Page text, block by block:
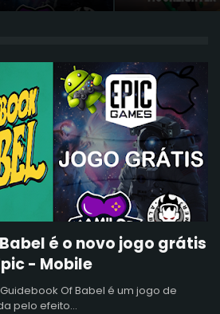
é o novo jogo grátis
- Mobile
Of Babel é um jogo de
pelo efeito…